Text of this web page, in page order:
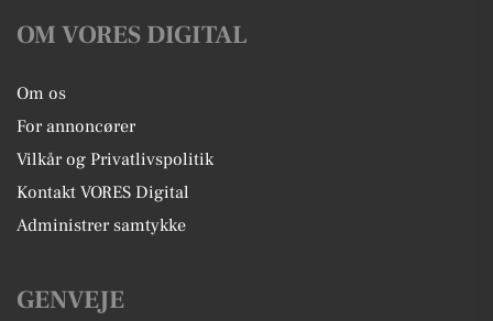
OM VORES DIGITAL
Om os
For annoncører
Vilkår og Privatlivspolitik
Kontakt VORES Digital
Administrer samtykke
GENVEJE